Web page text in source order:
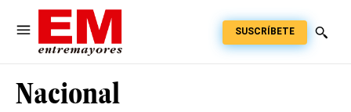
SUSCRÍBETE
Nacional